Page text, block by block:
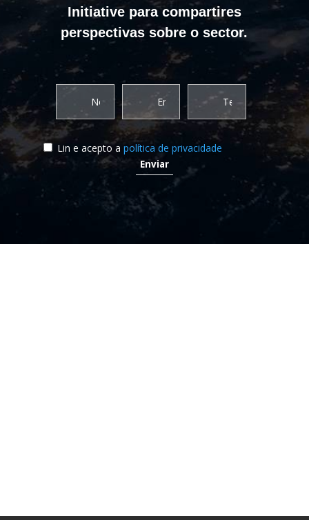
Initiative para compartires
perspectivas sobre o sector.
Lin e acepto a política de privacidade